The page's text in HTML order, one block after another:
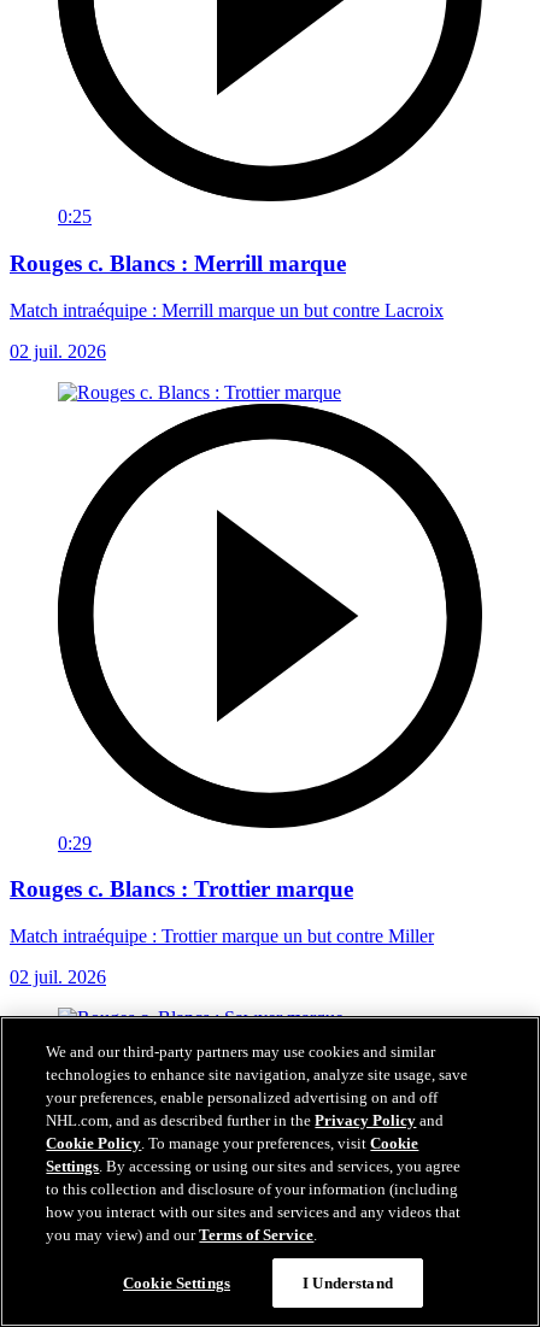
0:25
Rouges c. Blancs : Merrill marque
Match intraéquipe : Merrill marque un but contre Lacroix
02 juil. 2026
0:29
Rouges c. Blancs : Trottier marque
Match intraéquipe : Trottier marque un but contre Miller
02 juil. 2026
We and our third-party partners may use cookies and similar
technologies to enhance site navigation, analyze site usage, save
your preferences, enable personalized advertising on and off
NHL.com, and as described further in thePrivacy Policy and
Cookie Policy. To manage your preferences, visitCookie
Settings. By accessing or using our sites and services, you agree
to this collection and disclosure of your information (including
how you interact with our sites and services and any videos that
you may view) and ourTerms of Service.
Cookie Settings I Understand